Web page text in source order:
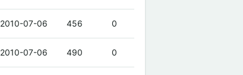
2010-07-06 456 0
2010-07-06 490 0